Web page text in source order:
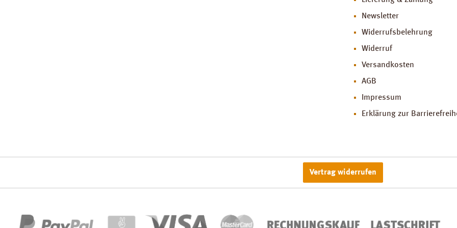
Newsletter
Widerrufsbelehrung
Widerruf
Versandkosten
AGB
Impressum
Erklärung zur
Vertrag widerrufen